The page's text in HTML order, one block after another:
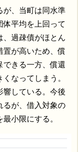
が、当町は同水準
体平均を上回って
、過疎債がほとん
置が高いため、償
できる一方、償還
なってしまう。
響している。今後
るが、借入対象の
小限にする。